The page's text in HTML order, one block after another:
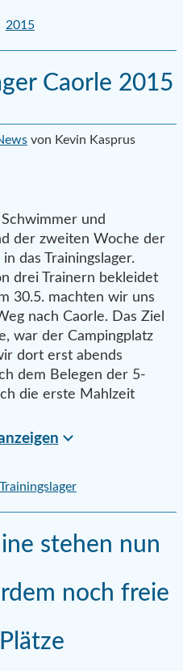
2015
Caorle 2015
von Kevin Kasprus
und
der zweiten Woche der
das Trainingslager.
drei Trainern bekleidet
30.5. machten wir uns
nach Caorle. Das Ziel
war der Campingplatz
dort erst abends
dem Belegen der 5-
die erste Mahlzeit
Trainingslager
stehen nun
noch freie
Plätze